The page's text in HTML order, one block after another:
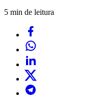
5 min de leitura